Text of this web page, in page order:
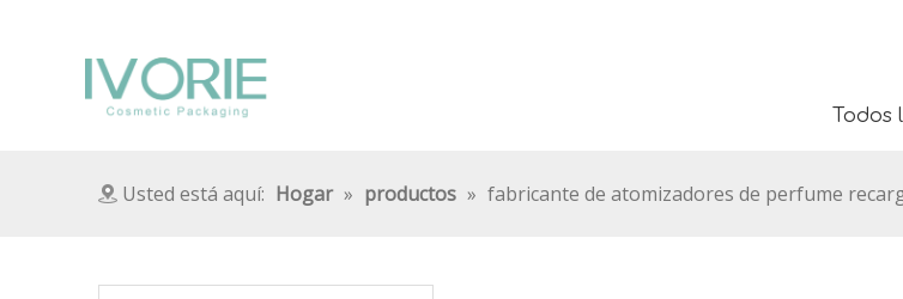
Todos
Usted está aquí: Hogar » productos » fabricante de atomizadores de perfume